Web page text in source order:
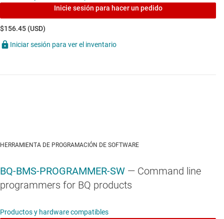
Inicie sesión para hacer un pedido
$156.45 (USD)
Iniciar sesión para ver el inventario
HERRAMIENTA DE PROGRAMACIÓN DE SOFTWARE
BQ-BMS-PROGRAMMER-SW — Command line
programmers for BQ products
Productos y hardware compatibles